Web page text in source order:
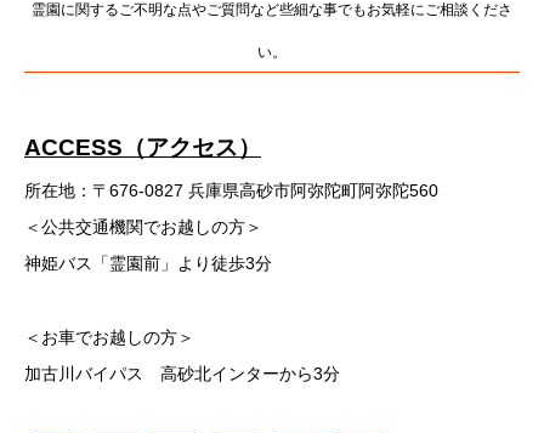
霊園に関するご不明な点やご質問など些細な事でもお気軽にご相談くださ
い。
ACCESS（アクセス）
所在地：〒676-0827 兵庫県高砂市阿弥陀町阿弥陀560
＜公共交通機関でお越しの方＞
神姫バス「霊園前」より徒歩3分
＜お車でお越しの方＞
加古川バイパス 高砂北インターから3分